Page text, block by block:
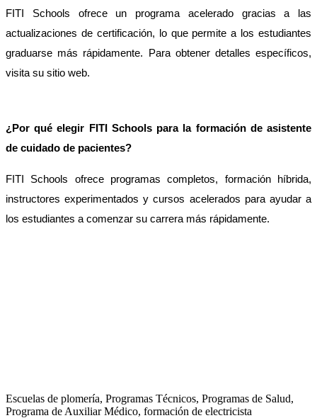
FITI Schools ofrece un programa acelerado gracias a las
actualizaciones de certificación, lo que permite a los estudiantes
graduarse más rápidamente. Para obtener detalles específicos,
visita su sitio web.
¿Por qué elegir FITI Schools para la formación de asistente
de cuidado de pacientes?
FITI Schools ofrece programas completos, formación híbrida,
instructores experimentados y cursos acelerados para ayudar a
los estudiantes a comenzar su carrera más rápidamente.
Escuelas de plomería, Programas Técnicos, Programas de Salud,
Programa de Auxiliar Médico, formación de electricista